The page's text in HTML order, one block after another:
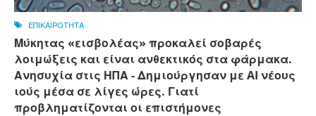
ΕΠΙΚΑΙΡΟΤΗΤΑ
Μύκητας «εισβολέας» προκαλεί σοβαρές
λοιμώξεις και είναι ανθεκτικός στα φάρμακα.
Ανησυχία στις ΗΠΑ - Δημιούργησαν με AI νέους
ιούς μέσα σε λίγες ώρες. Γιατί
προβληματίζονται οι επιστήμονες